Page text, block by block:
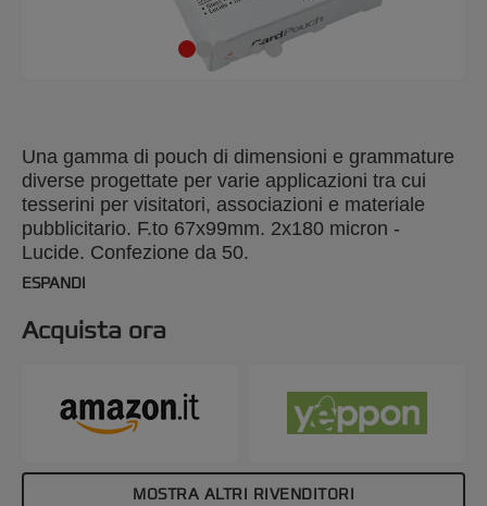
Una gamma di pouch di dimensioni e grammature
diverse progettate per varie applicazioni tra cui
tesserini per visitatori, associazioni e materiale
pubblicitario. F.to 67x99mm. 2x180 micron -
Lucide. Confezione da 50.
ESPANDI
Acquista ora
MOSTRA ALTRI RIVENDITORI